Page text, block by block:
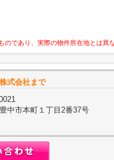
であり、実際の物件所在地とは異
式会社まで
中市本町１丁目2番37号